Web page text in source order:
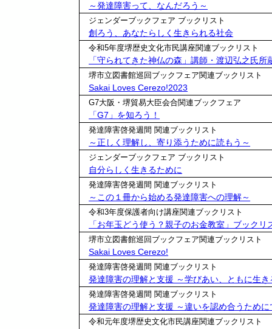
～発達障害って、なんだろう～
ジェンダーブックフェア ブックリスト
創ろう、あなたらしく生きられる社会
令和5年度堺歴史文化市民講座関連ブックリスト
「守られてきた神仏の森」講師・渡辺弘之氏所
堺市立図書館巡回ブックフェア関連ブックリスト
Sakai Loves Cerezo!2023
G7大阪・堺貿易大臣会合関連ブックフェア
「G7」を知ろう！
発達障害啓発週間 関連ブックリスト
～正しく理解し、寄り添うために読もう～
ジェンダーブックフェア ブックリスト
自分らしく生きるために
発達障害啓発週間 関連ブックリスト
～この１冊から始める発達障害への理解～
令和3年度保護者向け講座関連ブックリスト
「お年玉どう使う？親子のお金教室」ブックリ
堺市立図書館巡回ブックフェア関連ブックリスト
Sakai Loves Cerezo!
発達障害啓発週間 関連ブックリスト
発達障害の理解と支援 ～学びあい、ともに生き
発達障害啓発週間 関連ブックリスト
発達障害の理解と支援 ～違いを認め合うため
令和元年度堺歴史文化市民講座関連ブックリスト